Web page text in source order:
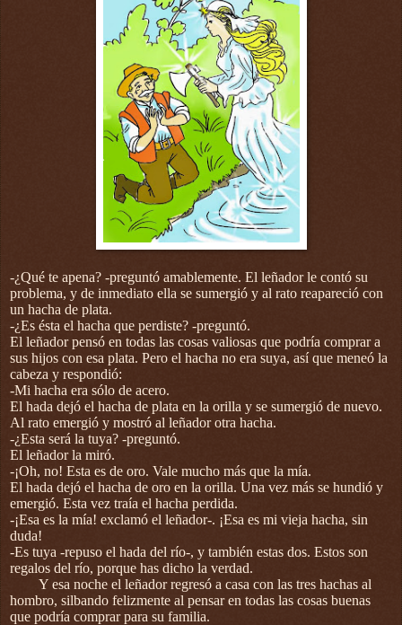
-¿Qué te apena? -preguntó amablemente. El leñador le contó su
problema, y de inmediato ella se sumergió y al rato reapareció con
un hacha de plata.
-¿Es ésta el hacha que perdiste? -preguntó.
El leñador pensó en todas las cosas valiosas que podría comprar a
sus hijos con esa plata. Pero el hacha no era suya, así que meneó la
cabeza y respondió:
-Mi hacha era sólo de acero.
El hada dejó el hacha de plata en la orilla y se sumergió de nuevo.
Al rato emergió y mostró al leñador otra hacha.
-¿Esta será la tuya? -preguntó.
El leñador la miró.
-¡Oh, no! Esta es de oro. Vale mucho más que la mía.
El hada dejó el hacha de oro en la orilla. Una vez más se hundió y
emergió. Esta vez traía el hacha perdida.
-¡Esa es la mía! exclamó el leñador-. ¡Esa es mi vieja hacha, sin
duda!
-Es tuya -repuso el hada del río-, y también estas dos. Estos son
regalos del río, porque has dicho la verdad.
Y esa noche el leñador regresó a casa con las tres hachas al
hombro, silbando felizmente al pensar en todas las cosas buenas
que podría comprar para su familia.